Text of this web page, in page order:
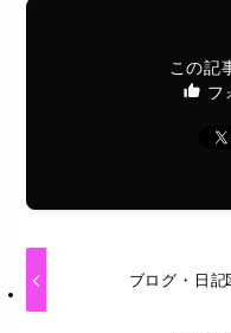
この記
フ
ブログ・日記